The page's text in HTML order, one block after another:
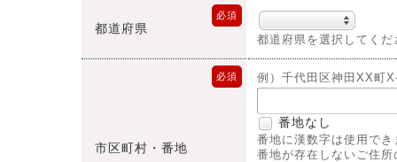
都道府県
必須
都道府県を選択してくだ
市区町村・番地
必須 例）千代田区神田XX町
番地なし
番地に漢数字は使用でき
番地が存在しないご住